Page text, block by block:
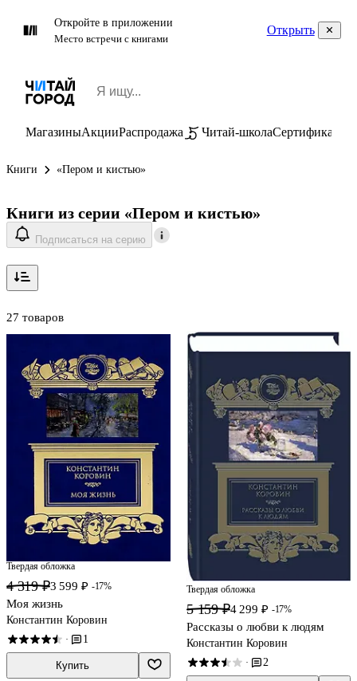
Откройте в приложении
Место встречи с книгами
Открыть
МагазиныАкцииРаспродажа Читай-школаСертификаты
Книги «Пером и кистью»
Книги из серии «Пером и кистью»
Подписаться на серию
27 товаров
Твердая обложка
4 319 ₽3 599 ₽ -17%
Моя жизнь
Константин Коровин
· 1
Купить
Твердая обложка
5 159 ₽4 299 ₽ -17%
Рассказы о любви к людям
Константин Коровин
· 2